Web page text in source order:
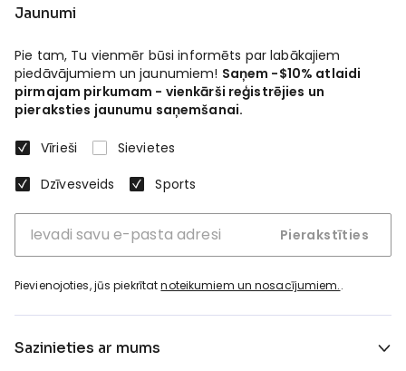
Jaunumi
Pie tam, Tu vienmēr būsi informēts par labākajiem
piedāvājumiem un jaunumiem! Saņem -$10% atlaidi
pirmajam pirkumam - vienkārši reģistrējies un
pieraksties jaunumu saņemšanai.
Vīrieši
Sievietes
Dzīvesveids
Sports
Pierakstīties
Pievienojoties, jūs piekrītatnoteikumiem un nosacījumiem..
Sazinieties ar mums